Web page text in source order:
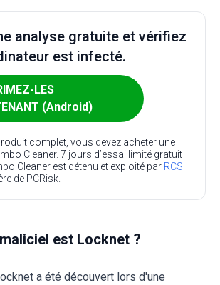
analyse gratuite et vérifiez
est infecté.
LES
(Android)
complet, vous devez acheter une
Cleaner. 7 jours d’essai limité gratuit
Cleaner est détenu et exploité par RCS
de PCRisk.
est Locknet ?
a été découvert lors d'une